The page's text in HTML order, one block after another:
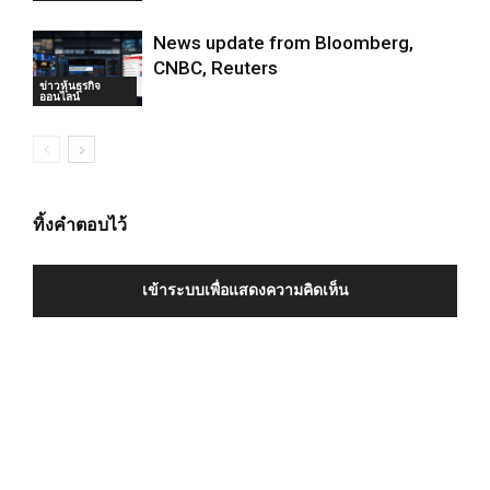
ข่าวหุ้นธุรกิจ
ออนไลน์
News update from Bloomberg,
CNBC, Reuters
ทิ้งคำตอบไว้
เข้าระบบเพื่อแสดงความคิดเห็น